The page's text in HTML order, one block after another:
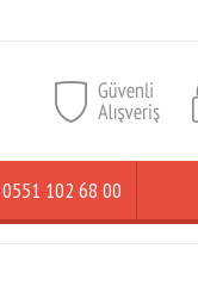
0551 102 68 00